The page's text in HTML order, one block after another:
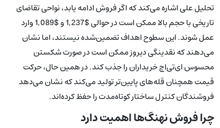
تحلیل علی اشاره می‌کند که اگر فروش ادامه یابد، نواحی تقاضای
تاریخی با حجم بالا ممکن است در حوالی $1,237 و $1,089 وارد
عمل شوند. این سطوح اهداف تضمین‌شده نیستند، اما نشان
می‌دهند که نقدینگی دیروز ممکن است در صورت شکستن
محسوس ای‌تی‌اچ خریداران را جذب کند. در همین حال، حرکت
قیمت همچنان قله‌های پایین‌تر تولید می‌کند که نشان می‌دهد
فروشندگان کنترل ساختار کوتاه‌مدت را حفظ کرده‌اند.
چرا فروش نهنگ‌ها اهمیت دارد